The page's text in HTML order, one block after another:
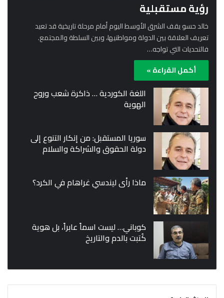
رؤية مستقبلية
خالد حسو يقف الشرق الأوسط اليوم أمام مرحلة تاريخية قد تعيد
تعريف العلاقة بين الدولة ومواطنيها، وبين السلطة والمجتمع.
فالتحديات التي تواجه…
أكمل القراءة »
اللغة الكوردية … ذاكرة شعب وروح
الهوية
سوريا المستقبل: من إنكار التنوع إلى
دولة الحقوق والشراكة والسلام
ماذا رأى ليندسي غراهام في الكرد؟
كوباني… ليست اسماً عابراً، بل هوية
كُتبت بالدم والتاريخ